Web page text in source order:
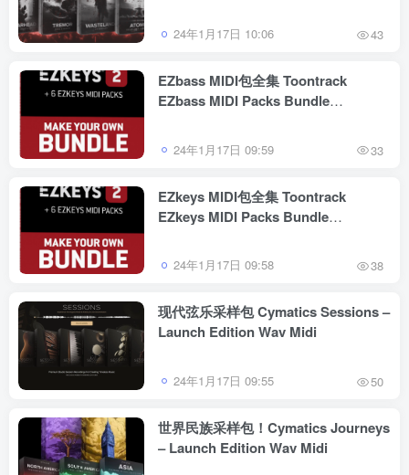
24年1月17日 10:06 43
EZbass MIDI包全集 Toontrack
EZbass MIDI Packs Bundle
24年1月17日 09:59 33
EZkeys MIDI包全集 Toontrack
EZkeys MIDI Packs Bundle
24年1月17日 09:58 38
现代弦乐采样包 Cymatics Sessions –
Launch Edition Wav Midi
24年1月17日 09:55 50
世界民族采样包！Cymatics Journeys
– Launch Edition Wav Midi